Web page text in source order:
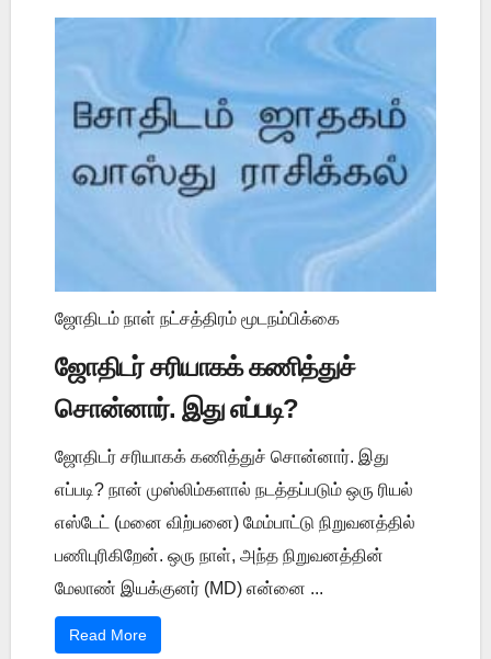
ஜோதிடம் நாள் நட்சத்திரம் மூடநம்பிக்கை
ஜோதிடர் சரியாகக் கணித்துச்
சொன்னார். இது எப்படி?
ஜோதிடர் சரியாகக் கணித்துச் சொன்னார். இது
எப்படி? நான் முஸ்லிம்களால் நடத்தப்படும் ஒரு ரியல்
எஸ்டேட் (மனை விற்பனை) மேம்பாட்டு நிறுவனத்தில்
பணிபுரிகிறேன். ஒரு நாள், அந்த நிறுவனத்தின்
மேலாண் இயக்குனர் (MD) என்னை ...
Read More